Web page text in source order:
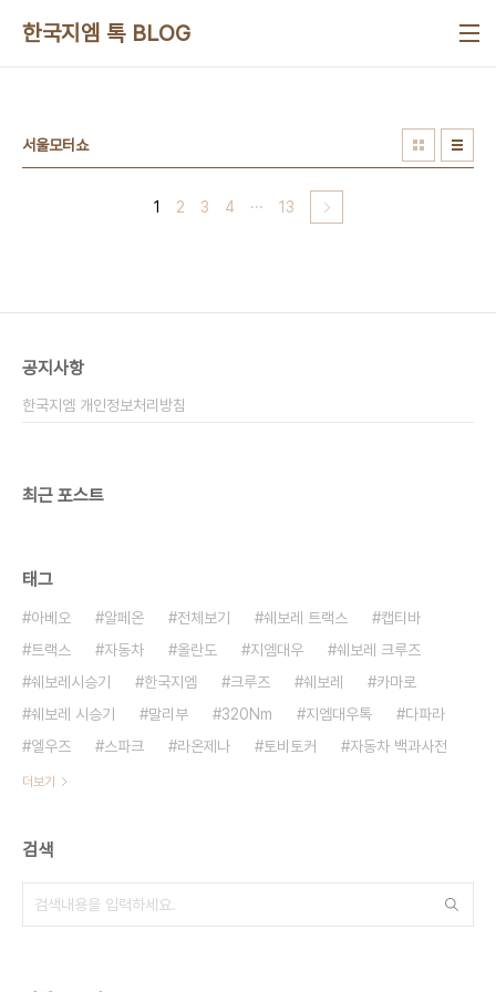
한국지엠 톡 BLOG
서울모터쇼
1 2 3 4 ··· 13
공지사항
한국지엠 개인정보처리방침
최근 포스트
태그
아베오 알페온 전체보기 쉐보레 트랙스
캡티바
트랙스
자동차 올란도 지엠대우
쉐보레 크루즈
쉐보레시승기
한국지엠 크루즈 쉐보레
카마로
쉐보레 시승기
말리부 320Nm 지엠대우톡
다파라
엘우즈
스파크 라온제나 토비토커 자동차 백과사전
더보기
검색